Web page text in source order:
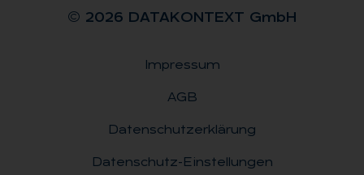
© 2026 DA­TA­KON­TEXT GmbH
Impressum
AGB
Datenschutzerklärung
Datenschutz-Einstellungen